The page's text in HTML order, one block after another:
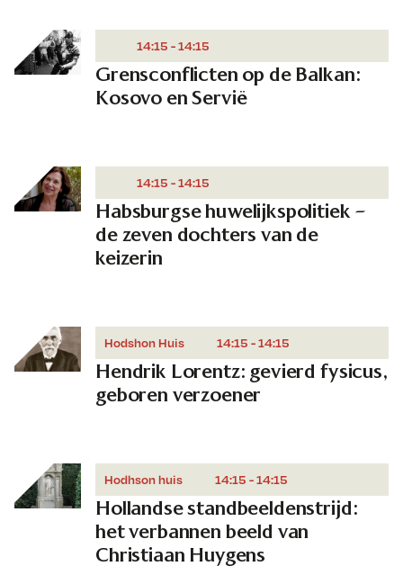
14:15 - 14:15
Grensconflicten op de Balkan:
Kosovo en Servië
14:15 - 14:15
Habsburgse huwelijkspolitiek –
de zeven dochters van de
keizerin
Hodshon Huis 14:15 - 14:15
Hendrik Lorentz: gevierd fysicus,
geboren verzoener
Hodhson huis 14:15 - 14:15
Hollandse standbeeldenstrijd:
het verbannen beeld van
Christiaan Huygens